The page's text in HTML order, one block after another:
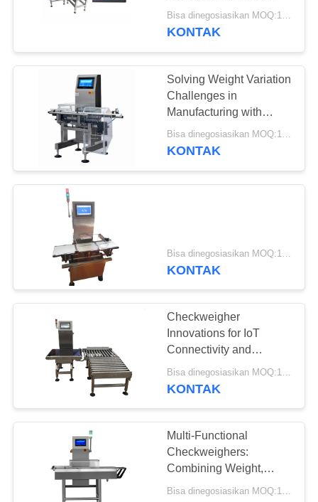
Timbangan Gandar
Truk
16
Sistem
Penimbangan
Kendaraan
tergantung skala
crane
11
Time Data Analytics
Bisa dinegosiasikan MOQ:1 set
KONTAK
Solving Weight Variation
Challenges in
Manufacturing with
Smart Checkweighers
Bisa dinegosiasikan MOQ:1 set
KONTAK
KONTAK
Checkweigher
Innovations for IoT
Connectivity and
Industry 4.0 Integration
Bisa dinegosiasikan MOQ:1 set
KONTAK
Multi-Functional
Checkweighers:
Combining Weight,
Metal Detection, and X-
Bisa dinegosiasikan MOQ:1 set